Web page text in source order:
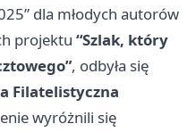
dla młodych autorów
projektu “Szlak, który
, odbyła się
Filatelistyczna
wyróżnili się